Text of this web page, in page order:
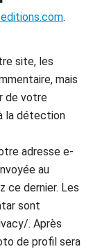
.
site, les
mais
de votre
la détection
adresse e-
au
ce dernier. Les
sont
. Après
de profil sera